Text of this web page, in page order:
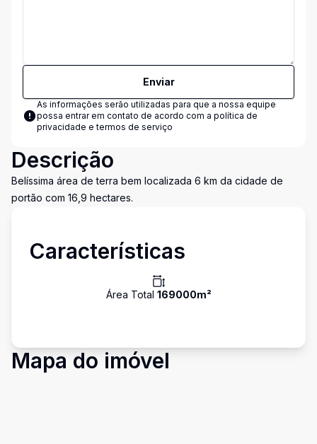
Enviar
As informações serão utilizadas para que a nossa equipe
possa entrar em contato de acordo com a política de
privacidade e termos de serviço
Descrição
Belíssima área de terra bem localizada 6 km da cidade de
portão com 16,9 hectares.
Características
Área Total 169000m²
Mapa do imóvel